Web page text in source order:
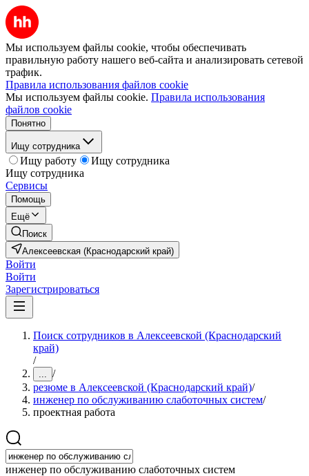
Мы используем файлы cookie, чтобы обеспечивать
правильную работу нашего веб-сайта и анализировать сетевой
трафик.
Правила использования файлов cookie
Мы используем файлы cookie. Правила использования
файлов cookie
Понятно
Ищу сотрудника
Ищу работу
Ищу сотрудника
Ищу сотрудника
Сервисы
Помощь
Ещё
Поиск
Алексеевская (Краснодарский край)
Войти
Войти
Зарегистрироваться
Поиск сотрудников в Алексеевской (Краснодарский
край)
/
... /
резюме в Алексеевской (Краснодарский край)/
инженер по обслуживанию слаботочных систем/
проектная работа
инженер по обслуживанию слаботочных систем